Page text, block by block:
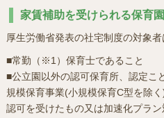
家賃補助を受けられる保育
厚生労働省発表の社宅制度の対象者
■常勤（※1）保育士であること
■公立園以外の認可保育所、認定こ
規模保育事業(小規模保育C型を除
認可を受けたもの又は加速化プラ